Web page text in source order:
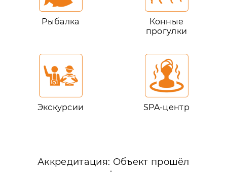
Рыбалка
Конные
прогулки
Экскурсии SPA-центр
Аккредитация: Объект прошёл